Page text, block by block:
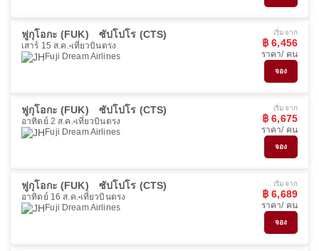
ฟูกุโอกะ (FUK) ซัปโปโร (CTS)
เสาร์ 15 ส.ค. เที่ยวบินตรง
Fuji Dream Airlines
เริ่มจาก
฿ 6,456
ราคา/ คน
จอง
ฟูกุโอกะ (FUK) ซัปโปโร (CTS)
อาทิตย์ 2 ส.ค. เที่ยวบินตรง
Fuji Dream Airlines
เริ่มจาก
฿ 6,675
ราคา/ คน
จอง
ฟูกุโอกะ (FUK) ซัปโปโร (CTS)
อาทิตย์ 16 ส.ค. เที่ยวบินตรง
Fuji Dream Airlines
เริ่มจาก
฿ 6,689
ราคา/ คน
จอง